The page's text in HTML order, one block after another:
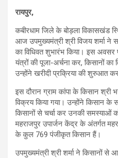
रायपुर,
कबीरधाम जिले के बोड़ला विकासखंड
आज उपमुख्यमंत्री श्री विजय शर्मा ने
का विधिवत शुभारंभ किया। इस अवसर
यंत्रों की पूजा-अर्चना कर, किसानों
उन्होंने खरीदी प्रक्रिया की शुरुआत कर
इस दौरान ग्राम कांपा के किसान
विक्रय किया गया। उन्होंने किसान के
किसानों से चर्चा कर उनकी समस्याओं
महराजपुर उपार्जन केंद्र के अंतर्गत
के कुल 769 पंजीकृत किसान हैं।
उपमुख्यमंत्री श्री शर्मा ने किसानों से